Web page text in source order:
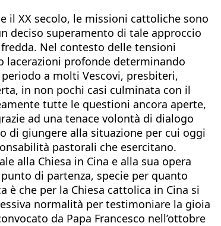
il XX secolo, le missioni cattoliche sono
deciso superamento di tale approccio
Nel contesto delle tensioni
lacerazioni profonde determinando
a molti Vescovi, presbiteri,
in non pochi casi culminata con il
tutte le questioni ancora aperte,
ad una tenace volontà di dialogo
di giungere alla situazione per cui oggi
pastorali che esercitano.
alla Chiesa in Cina e alla sua opera
di partenza, specie per quanto
è che per la Chiesa cattolica in Cina si
normalità per testimoniare la gioia
da Papa Francesco nell’ottobre